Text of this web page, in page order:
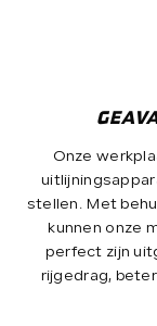
Onze
stellen. Met
kunnen onze
perfect zijn
rijgedrag,